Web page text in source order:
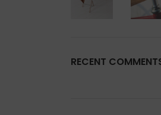
RECENT